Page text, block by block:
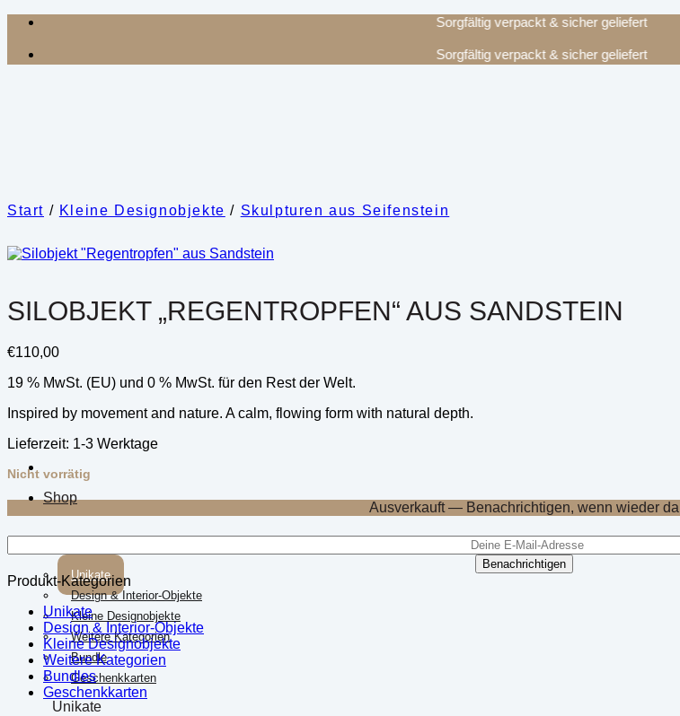
Zum
springen
Sorgfältig verpackt & sicher geliefert
Sorgfältig verpackt & sicher geliefert
Shop
Unikate
Design & Interior-Objekte
Kleine Designobjekte
Weitere Kategorien
Bundle
Geschenkkarten
Unikate
Start / Kleine Designobjekte / Skulpturen aus Seifenstein
SILOBJEKT „REGENTROPFEN“ AUS SANDSTEIN
€110,00
19 % MwSt. (EU) und 0 % MwSt. für den Rest der Welt.
Inspired by movement and nature. A calm, flowing form with natural depth.
Lieferzeit: 1-3 Werktage
Nicht vorrätig
Ausverkauft — Benachrichtigen, wenn wieder da
Benachrichtigen
Produkt-Kategorien
Unikate
Design & Interior-Objekte
Kleine Designobjekte
Weitere Kategorien
Bundles
Geschenkkarten